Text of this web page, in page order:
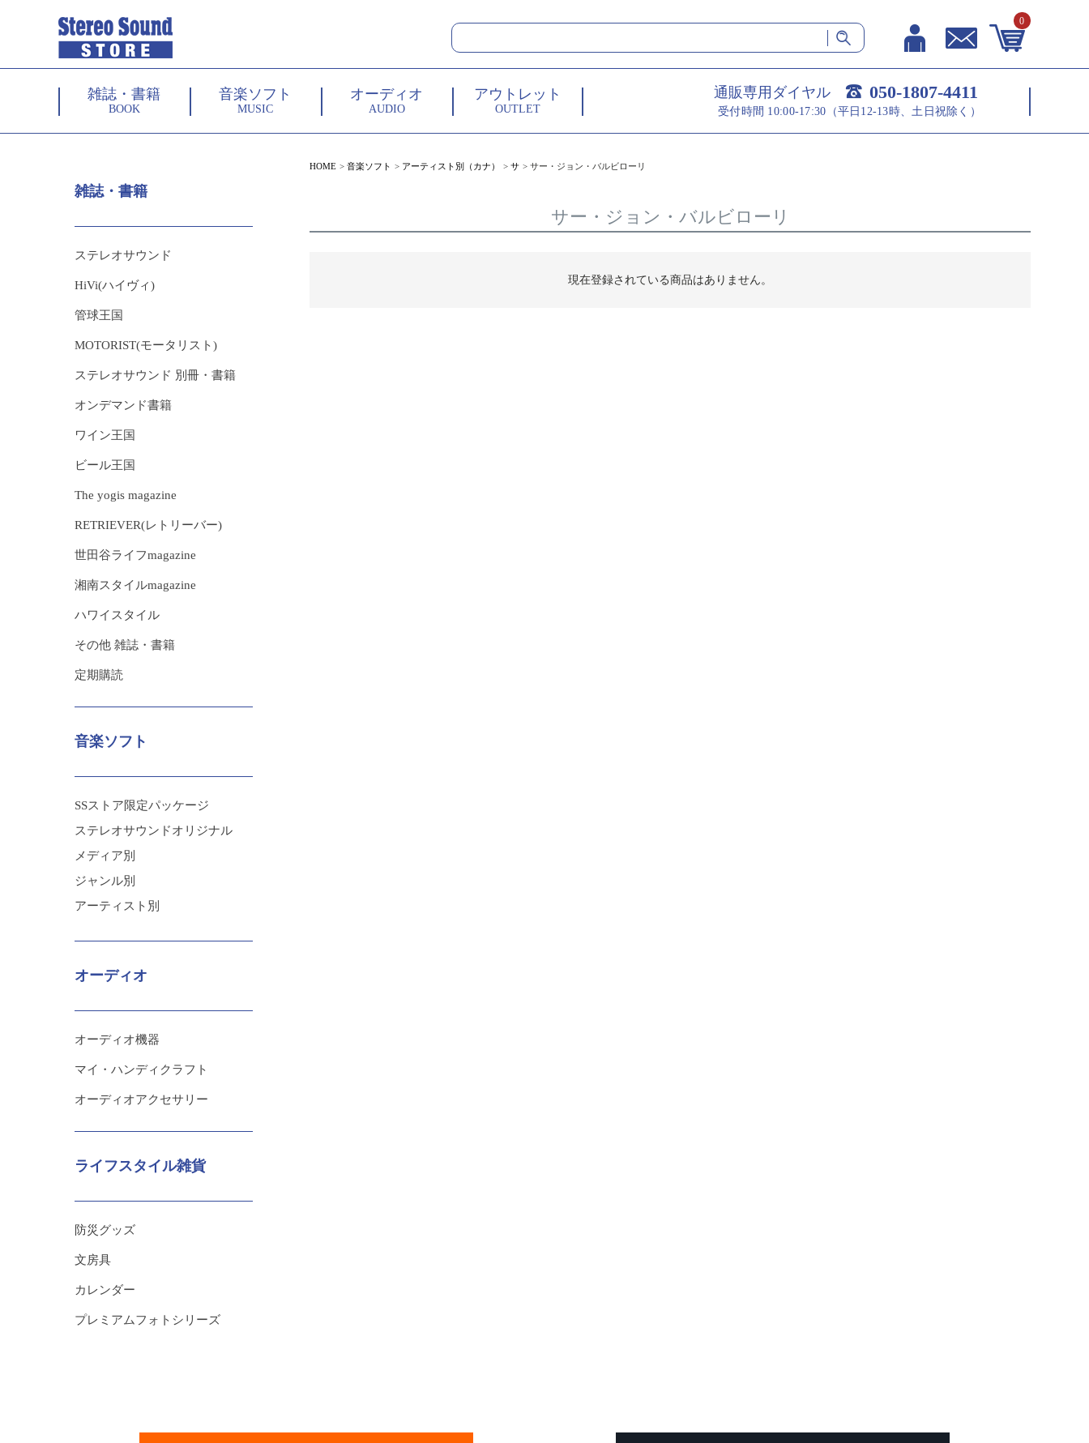
0
雑誌・書籍
BOOK
音楽ソフト
MUSIC
オーディオ
AUDIO
アウトレット
OUTLET
通販専用ダイヤル 050-1807-4411
受付時間 10:00-17:30（平日12-13時、土日祝除く）
雑誌・書籍
ステレオサウンド
HiVi(ハイヴィ)
管球王国
MOTORIST(モータリスト)
ステレオサウンド 別冊・書籍
オンデマンド書籍
ワイン王国
ビール王国
The yogis magazine
RETRIEVER(レトリーバー)
世田谷ライフmagazine
湘南スタイルmagazine
ハワイスタイル
その他 雑誌・書籍
定期購読
音楽ソフト
SSストア限定パッケージ
ステレオサウンドオリジナル
メディア別
ジャンル別
アーティスト別
オーディオ
オーディオ機器
マイ・ハンディクラフト
オーディオアクセサリー
ライフスタイル雑貨
防災グッズ
文房具
カレンダー
プレミアムフォトシリーズ
HOME 音楽ソフト アーティスト別（カナ） サ サー・ジョン・バルビローリ
サー・ジョン・バルビローリ
現在登録されている商品はありません。